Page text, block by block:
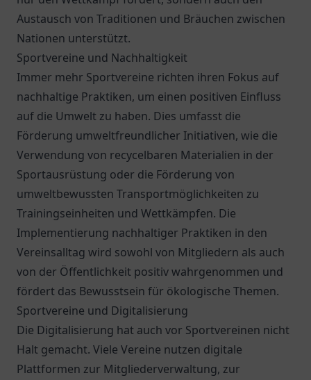
Austausch von Traditionen und Bräuchen zwischen
Nationen unterstützt.
Sportvereine und Nachhaltigkeit
Immer mehr Sportvereine richten ihren Fokus auf
nachhaltige Praktiken, um einen positiven Einfluss
auf die Umwelt zu haben. Dies umfasst die
Förderung umweltfreundlicher Initiativen, wie die
Verwendung von recycelbaren Materialien in der
Sportausrüstung oder die Förderung von
umweltbewussten Transportmöglichkeiten zu
Trainingseinheiten und Wettkämpfen. Die
Implementierung nachhaltiger Praktiken in den
Vereinsalltag wird sowohl von Mitgliedern als auch
von der Öffentlichkeit positiv wahrgenommen und
fördert das Bewusstsein für ökologische Themen.
Sportvereine und Digitalisierung
Die Digitalisierung hat auch vor Sportvereinen nicht
Halt gemacht. Viele Vereine nutzen digitale
Plattformen zur Mitgliederverwaltung, zur